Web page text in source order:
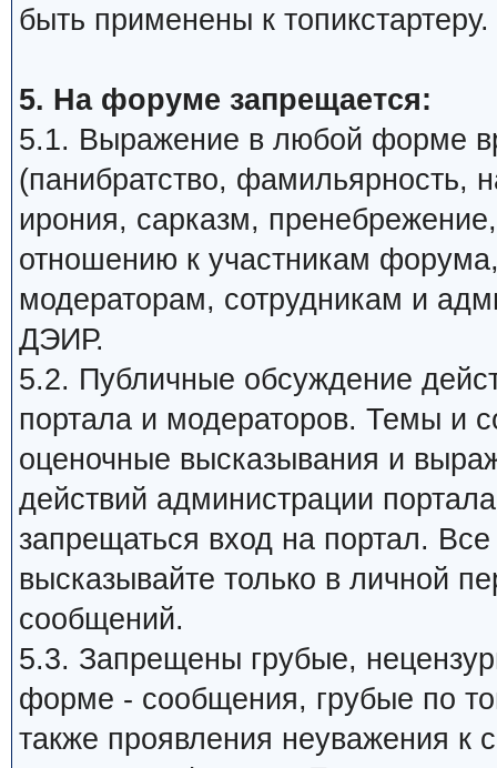
быть применены к топикстартеру.
5. На форуме запрещается:
5.1. Выражение в любой форме
(панибратство, фамильярность,
ирония, сарказм,
отношению к участникам
модераторам, сотрудникам и
ДЭИР.
5.2. Публичные обсуждение
портала и модераторов. Темы и
оценочные высказывания и
действий администрации
запрещаться вход на портал.
высказывайте только в личной
сообщений.
5.3. Запрещены грубые,
форме - сообщения, грубые по
также проявления неуважения